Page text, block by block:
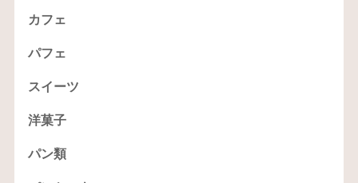
カフェ
パフェ
スイーツ
洋菓子
パン類